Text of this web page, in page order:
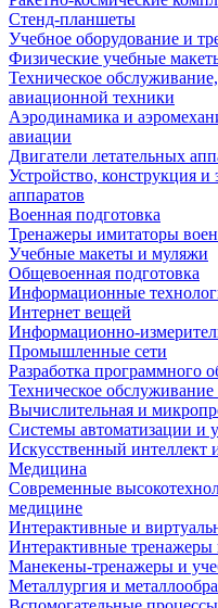
Стенд-планшеты
Учебное оборудование и
Физические учебные
Техническое
авиационной техники
Аэродинамика и
авиации
Двигатели летательных
Устройство, конструкция и
аппаратов
Военная подготовка
Тренажеры имитаторы
Учебные макеты и муляжи
Общевоенная подготовка
Информационные
Интернет вещей
Информационно-
Промышленные сети
Разработка программного
Техническое
Вычислительная и
Системы автоматизации и
Искусственный интеллект
Медицина
Современные
медицине
Интерактивные и
Интерактивные тренажеры
Манекены-тренажеры и
Металлургия и